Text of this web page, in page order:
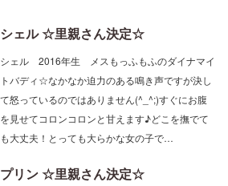
シェル ☆里親さん決定☆
シェル 2016年生 メスもっふもふのダイナマイ
トバディ☆なかなか迫力のある鳴き声ですが決し
て怒っているのではありません(^_^;)すぐにお腹
を見せてコロンコロンと甘えます♪どこを撫でて
も大丈夫！とっても大らかな女の子で…
プリン ☆里親さん決定☆